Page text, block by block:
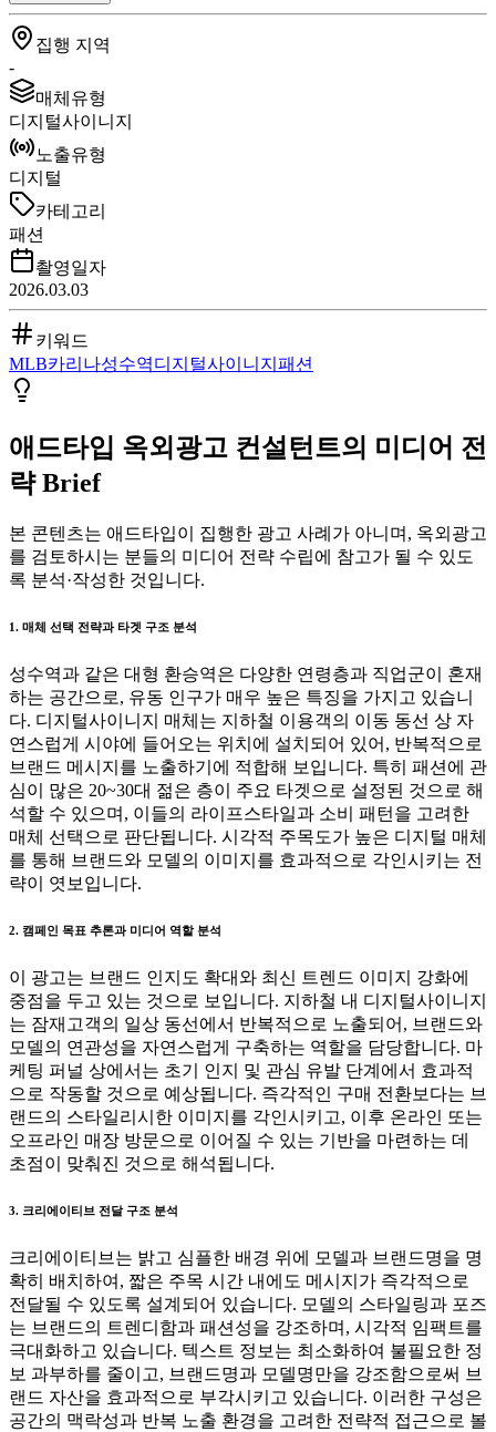
집행 지역
-
매체유형
디지털사이니지
노출유형
디지털
카테고리
패션
촬영일자
2026.03.03
키워드
MLB카리나성수역디지털사이니지 패션
애드타입 옥외광고 컨설턴트의 미디어 전
략 Brief
본 콘텐츠는 애드타입이 집행한 광고 사례가 아니며, 옥외광고
를 검토하시는 분들의 미디어 전략 수립에 참고가 될 수 있도
록 분석·작성한 것입니다.
1. 매체 선택 전략과 타겟 구조 분석
성수역과 같은 대형 환승역은 다양한 연령층과 직업군이 혼재
하는 공간으로, 유동 인구가 매우 높은 특징을 가지고 있습니
다. 디지털사이니지 매체는 지하철 이용객의 이동 동선 상 자
연스럽게 시야에 들어오는 위치에 설치되어 있어, 반복적으로
브랜드 메시지를 노출하기에 적합해 보입니다. 특히 패션에 관
심이 많은 20~30대 젊은 층이 주요 타겟으로 설정된 것으로 해
석할 수 있으며, 이들의 라이프스타일과 소비 패턴을 고려한
매체 선택으로 판단됩니다. 시각적 주목도가 높은 디지털 매체
를 통해 브랜드와 모델의 이미지를 효과적으로 각인시키는 전
략이 엿보입니다.
2. 캠페인 목표 추론과 미디어 역할 분석
이 광고는 브랜드 인지도 확대와 최신 트렌드 이미지 강화에
중점을 두고 있는 것으로 보입니다. 지하철 내 디지털사이니지
는 잠재고객의 일상 동선에서 반복적으로 노출되어, 브랜드와
모델의 연관성을 자연스럽게 구축하는 역할을 담당합니다. 마
케팅 퍼널 상에서는 초기 인지 및 관심 유발 단계에서 효과적
으로 작동할 것으로 예상됩니다. 즉각적인 구매 전환보다는 브
랜드의 스타일리시한 이미지를 각인시키고, 이후 온라인 또는
오프라인 매장 방문으로 이어질 수 있는 기반을 마련하는 데
초점이 맞춰진 것으로 해석됩니다.
3. 크리에이티브 전달 구조 분석
크리에이티브는 밝고 심플한 배경 위에 모델과 브랜드명을 명
확히 배치하여, 짧은 주목 시간 내에도 메시지가 즉각적으로
전달될 수 있도록 설계되어 있습니다. 모델의 스타일링과 포즈
는 브랜드의 트렌디함과 패션성을 강조하며, 시각적 임팩트를
극대화하고 있습니다. 텍스트 정보는 최소화하여 불필요한 정
보 과부하를 줄이고, 브랜드명과 모델명만을 강조함으로써 브
랜드 자산을 효과적으로 부각시키고 있습니다. 이러한 구성은
공간의 맥락성과 반복 노출 환경을 고려한 전략적 접근으로 볼